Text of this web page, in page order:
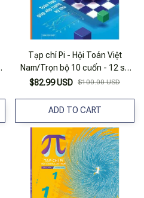
Tạp chí Pi - Hội Toán Việt
Nam/Trọn bộ 10 cuốn - 12 số
năm 2023
$82.99 USD $100.00 USD
ADD TO CART